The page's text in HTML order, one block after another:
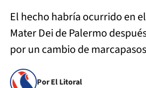
El hecho habría ocurrido en
Mater Dei de Palermo
por un cambio de
Por El Litoral